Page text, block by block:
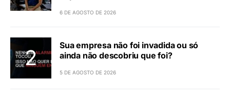
6 DE AGOSTO DE 2026
Sua empresa não foi invadida ou só
ainda não descobriu que foi?
5 DE AGOSTO DE 2026